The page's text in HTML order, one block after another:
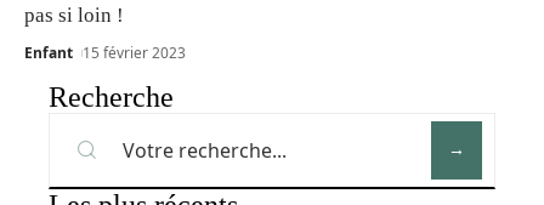
pas si loin !
Enfant 15 février 2023
Recherche